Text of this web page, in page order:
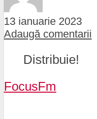
13 ianuarie 2023
Adaugă comentarii
Distribuie!
FocusFm